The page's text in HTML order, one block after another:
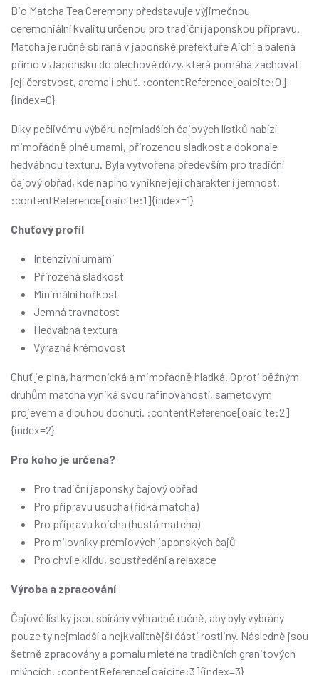
Bio Matcha Tea Ceremony představuje výjimečnou
ceremoniální kvalitu určenou pro tradiční japonskou přípravu.
Matcha je ručně sbíraná v japonské prefektuře Aichi a balená
přímo v Japonsku do plechové dózy, která pomáhá zachovat
její čerstvost, aroma i chuť. :contentReference[oaicite:0]
{index=0}
Díky pečlivému výběru nejmladších čajových lístků nabízí
mimořádně plné umami, přirozenou sladkost a dokonale
hedvábnou texturu. Byla vytvořena především pro tradiční
čajový obřad, kde naplno vynikne její charakter i jemnost.
:contentReference[oaicite:1]{index=1}
Chuťový profil
Intenzivní umami
Přirozená sladkost
Minimální hořkost
Jemná travnatost
Hedvábná textura
Výrazná krémovost
Chuť je plná, harmonická a mimořádně hladká. Oproti běžným
druhům matcha vyniká svou rafinovaností, sametovým
projevem a dlouhou dochutí. :contentReference[oaicite:2]
{index=2}
Pro koho je určena?
Pro tradiční japonský čajový obřad
Pro přípravu usucha (řídká matcha)
Pro přípravu koicha (hustá matcha)
Pro milovníky prémiových japonských čajů
Pro chvíle klidu, soustředění a relaxace
Výroba a zpracování
Čajové lístky jsou sbírány výhradně ručně, aby byly vybrány
pouze ty nejmladší a nejkvalitnější části rostliny. Následně jsou
šetrně zpracovány a pomalu mleté na tradičních granitových
mlýncích. :contentReference[oaicite:3]{index=3}